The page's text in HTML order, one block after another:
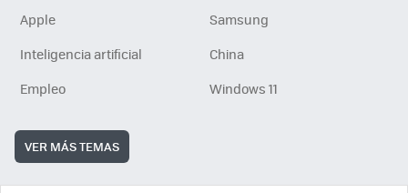
Apple
Samsung
Inteligencia artificial
China
Empleo
Windows 11
VER MÁS TEMAS